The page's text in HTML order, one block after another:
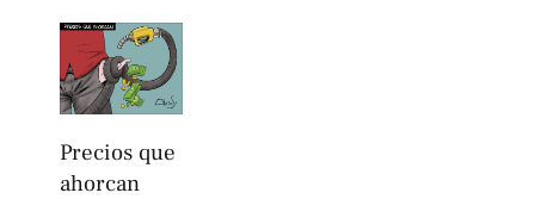
Precios que
ahorcan